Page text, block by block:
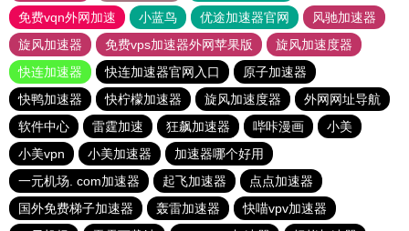
免费vqn外网加速
小蓝鸟 优途加速器官网
风驰加速器
旋风加速器
免费vps加速器外网苹果版
旋风加速度器
快连加速器
快连加速器官网入口
原子加速器
快鸭加速器
快柠檬加速器 旋风加速度器
外网网址导航
软件中心
雷霆加速 狂飙加速器 哔咔漫画
小美
小美vpn
小美加速器
加速器哪个好用
一元机场. com加速器
起飞加速器
点点加速器
国外免费梯子加速器
轰雷加速器
快喵vpv加速器